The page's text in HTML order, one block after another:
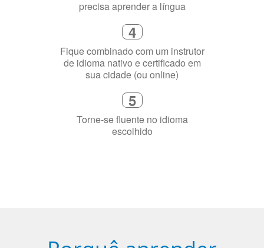
Diga-nos exatamente por que você
4
Fique combinado com um instrutor
de idioma nativo e certificado em
5
Torne-se fluente no idioma